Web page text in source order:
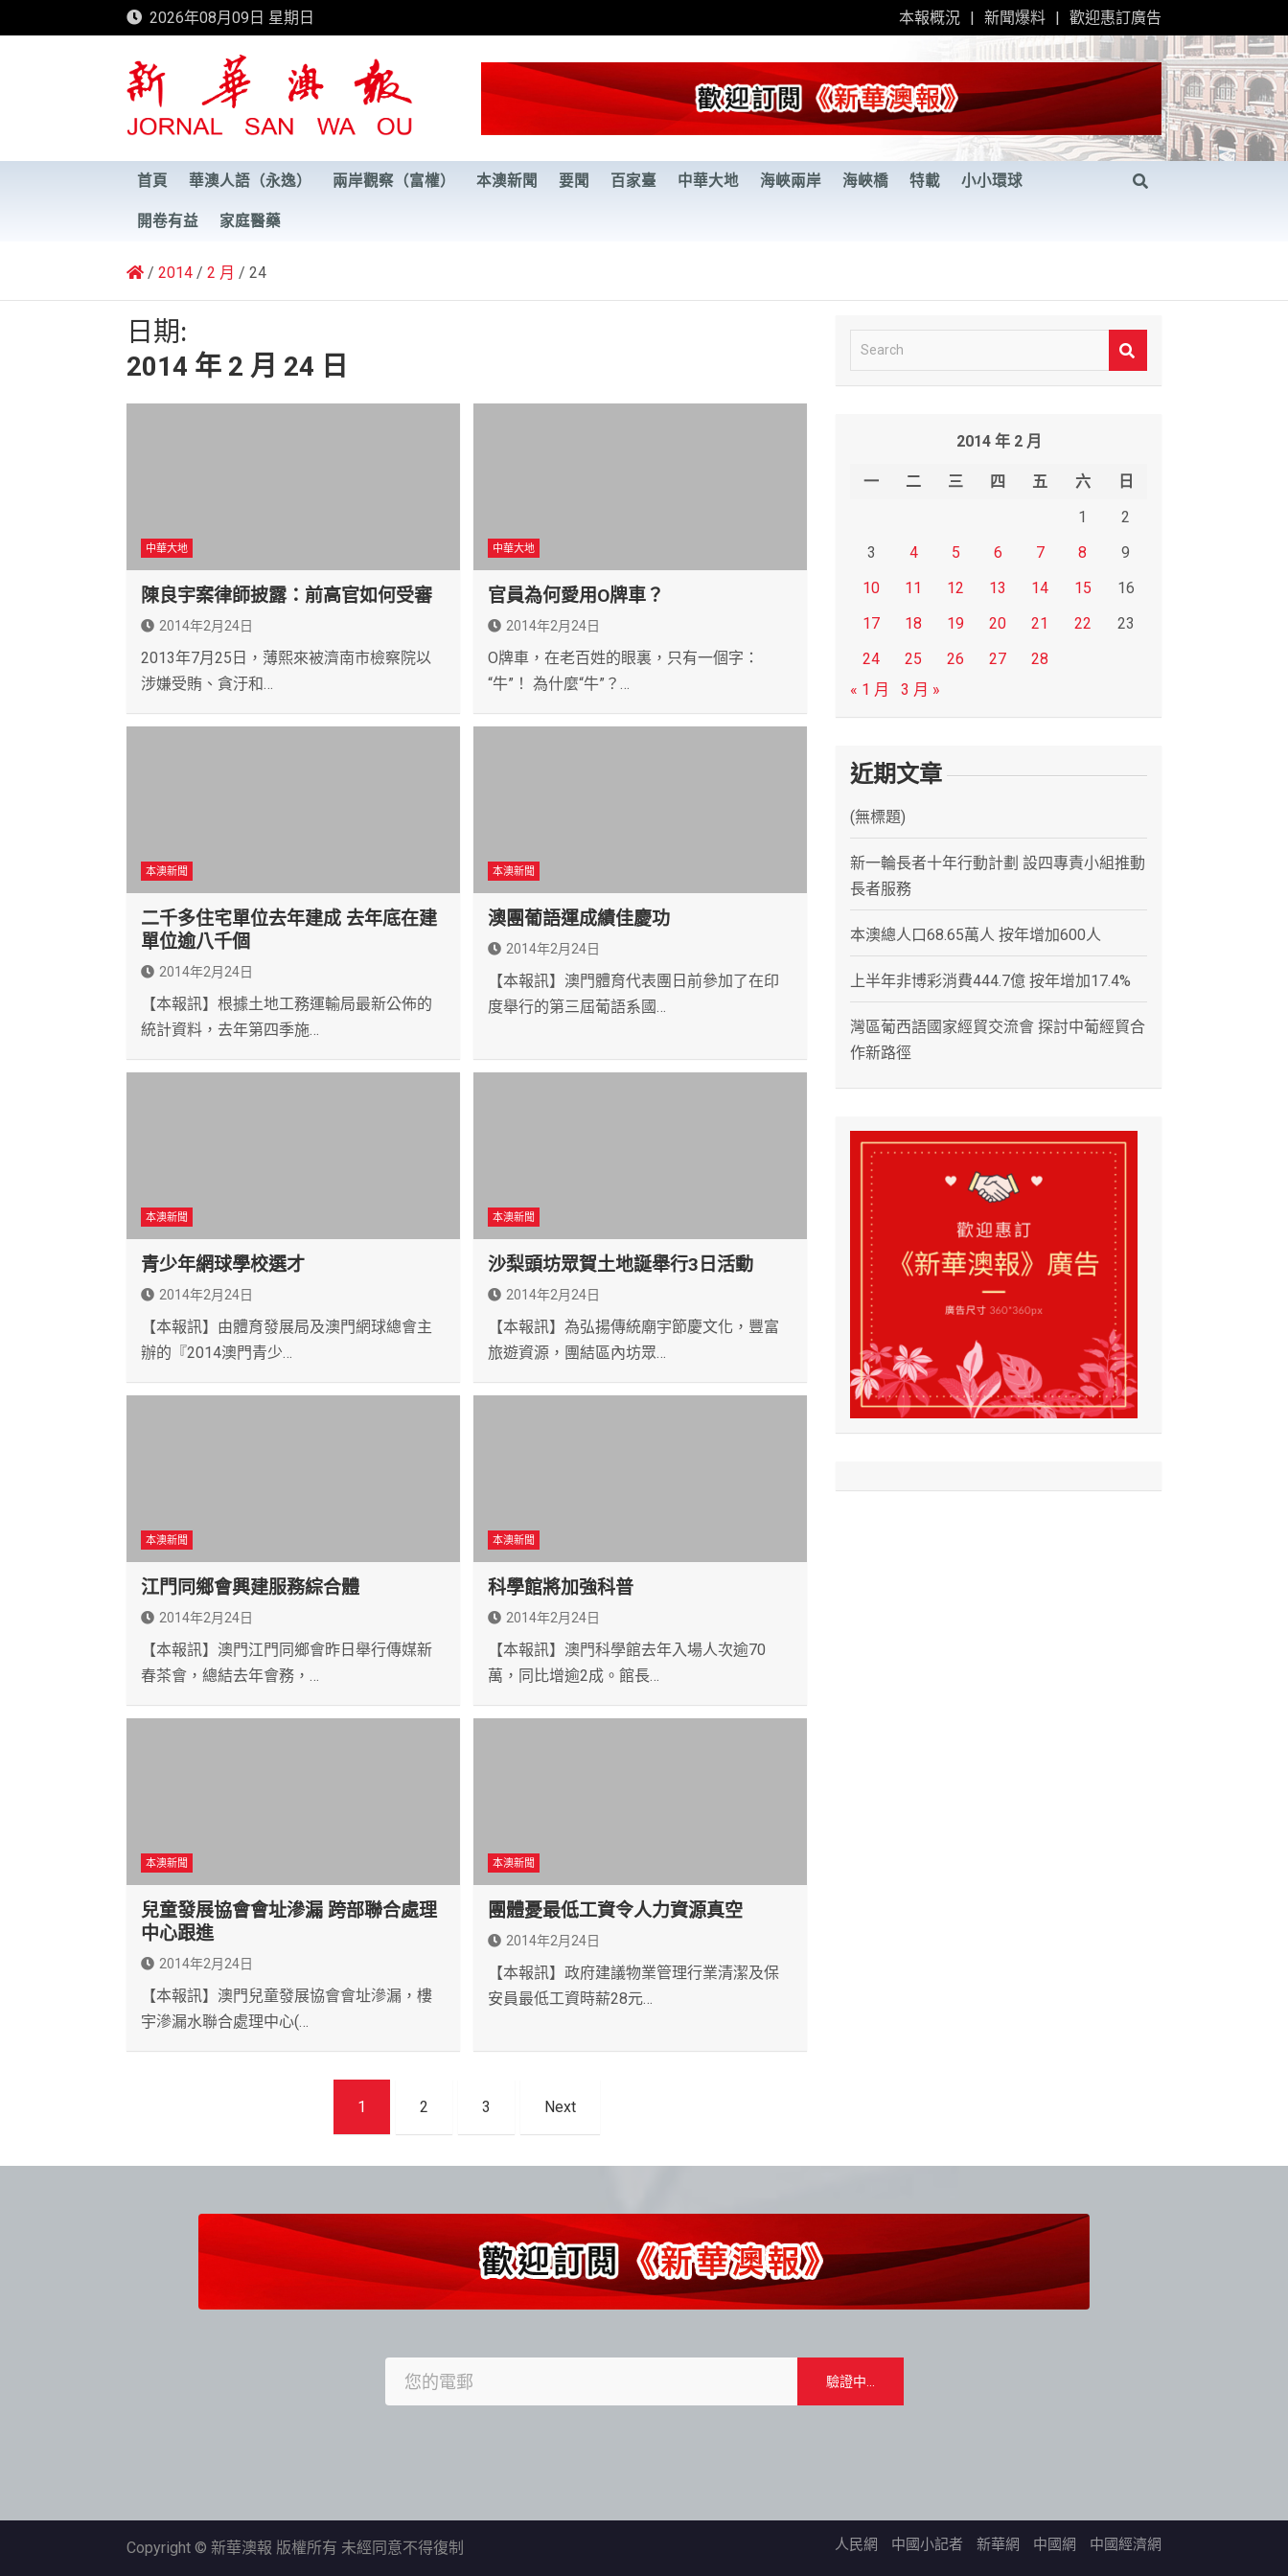
to
2026年08月09日 星期日 本報概況 新聞爆料 歡迎惠訂廣告
新華澳報
首頁 華澳人語（永逸） 兩岸觀察（富權） 本澳新聞 要聞 百家臺 中華大地 海峽兩岸 海峽橋 特載 小小環球
開卷有益 家庭醫藥
2014 2 月 24
日期:
2014 年 2 月 24 日
中華大地
陳良宇案律師披露：前高官如何受審
2014年2月24日
2013年7月25日，薄熙來被濟南市檢察院以
涉嫌受賄、貪汙和…
中華大地
官員為何愛用O牌車？
2014年2月24日
O牌車，在老百姓的眼裏，只有一個字：
“牛”！ 為什麼“牛”？…
本澳新聞
二千多住宅單位去年建成 去年底在建
單位逾八千個
2014年2月24日
【本報訊】根據土地工務運輸局最新公佈的
統計資料，去年第四季施…
本澳新聞
澳團葡語運成績佳慶功
2014年2月24日
【本報訊】澳門體育代表團日前參加了在印
度舉行的第三屆葡語系國…
本澳新聞
青少年網球學校選才
2014年2月24日
【本報訊】由體育發展局及澳門網球總會主
辦的『2014澳門青少…
本澳新聞
沙梨頭坊眾賀土地誕舉行3日活動
2014年2月24日
【本報訊】為弘揚傳統廟宇節慶文化，豐富
旅遊資源，團結區內坊眾…
本澳新聞
江門同鄉會興建服務綜合體
2014年2月24日
【本報訊】澳門江門同鄉會昨日舉行傳媒新
春茶會，總結去年會務，…
本澳新聞
科學館將加強科普
2014年2月24日
【本報訊】澳門科學館去年入場人次逾70
萬，同比增逾2成。館長…
本澳新聞
兒童發展協會會址滲漏 跨部聯合處理
中心跟進
2014年2月24日
【本報訊】澳門兒童發展協會會址滲漏，樓
宇滲漏水聯合處理中心(…
本澳新聞
團體憂最低工資令人力資源真空
2014年2月24日
【本報訊】政府建議物業管理行業清潔及保
安員最低工資時薪28元…
導
1 2 3 Next
e
2014 年 2 月
一 二 三 四 五 六
日
1
2
3
4 5 6 7 8
9
10
11 12 13 14 15
16
17
18 19 20 21 22
23
24
25 26 27
28
« 1 月
3 月 »
近期文章
(無標題)
新一輪長者十年行動計劃 設四專責小組推動
長者服務
本澳總人口68.65萬人 按年增加600人
上半年非博彩消費444.7億 按年增加17.4%
灣區葡西語國家經貿交流會 探討中葡經貿合
作新路徑
人民網 中國小記者 新華網 中國網 中國經濟網
Copyright © 新華澳報 版權所有 未經同意不得復制